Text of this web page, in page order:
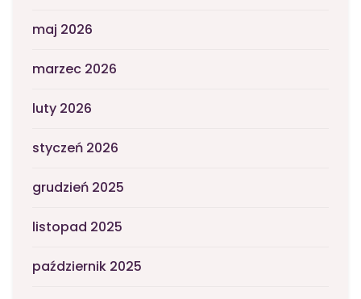
maj 2026
marzec 2026
luty 2026
styczeń 2026
grudzień 2025
listopad 2025
październik 2025